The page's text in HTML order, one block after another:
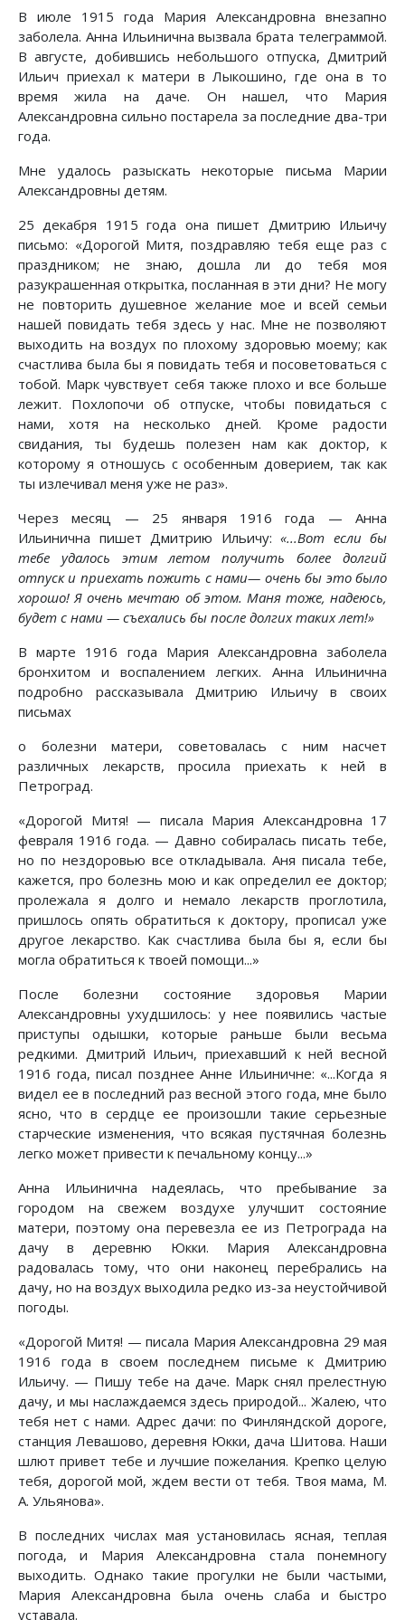
В июле 1915 года Мария Александровна внезапно
заболела. Анна Ильинична вызвала брата телеграммой.
В августе, добившись небольшого отпуска, Дмитрий
Ильич приехал к матери в Лыкошино, где она в то
время жила на даче. Он нашел, что Мария
Александровна сильно постарела за последние два-три
года.
Мне удалось разыскать некоторые письма Марии
Александровны детям.
25 декабря 1915 года она пишет Дмитрию Ильичу
письмо: «Дорогой Митя, поздравляю тебя еще раз с
праздником; не знаю, дошла ли до тебя моя
разукрашенная открытка, посланная в эти дни? Не могу
не повторить душевное желание мое и всей семьи
нашей повидать тебя здесь у нас. Мне не позволяют
выходить на воздух по плохому здоровью моему; как
счастлива была бы я повидать тебя и посоветоваться с
тобой. Марк чувствует себя также плохо и все больше
лежит. Похлопочи об отпуске, чтобы повидаться с
нами, хотя на несколько дней. Кроме радости
свидания, ты будешь полезен нам как доктор, к
которому я отношусь с особенным доверием, так как
ты излечивал меня уже не раз».
Через месяц — 25 января 1916 года — Анна
Ильинична пишет Дмитрию Ильичу: «...Вот если бы
тебе удалось этим летом получить более долгий
отпуск и приехать пожить с нами— очень бы это было
хорошо! Я очень мечтаю об этом. Маня тоже, надеюсь,
будет с нами — съехались бы после долгих таких лет!»
В марте 1916 года Мария Александровна заболела
бронхитом и воспалением легких. Анна Ильинична
подробно рассказывала Дмитрию Ильичу в своих
письмах
о болезни матери, советовалась с ним насчет
различных лекарств, просила приехать к ней в
Петроград.
«Дорогой Митя! — писала Мария Александровна 17
февраля 1916 года. — Давно собиралась писать тебе,
но по нездоровью все откладывала. Аня писала тебе,
кажется, про болезнь мою и как определил ее доктор;
пролежала я долго и немало лекарств проглотила,
пришлось опять обратиться к доктору, прописал уже
другое лекарство. Как счастлива была бы я, если бы
могла обратиться к твоей помощи...»
После болезни состояние здоровья Марии
Александровны ухудшилось: у нее появились частые
приступы одышки, которые раньше были весьма
редкими. Дмитрий Ильич, приехавший к ней весной
1916 года, писал позднее Анне Ильиничне: «...Когда я
видел ее в последний раз весной этого года, мне было
ясно, что в сердце ее произошли такие серьезные
старческие изменения, что всякая пустячная болезнь
легко может привести к печальному концу...»
Анна Ильинична надеялась, что пребывание за
городом на свежем воздухе улучшит состояние
матери, поэтому она перевезла ее из Петрограда на
дачу в деревню Юкки. Мария Александровна
радовалась тому, что они наконец перебрались на
дачу, но на воздух выходила редко из-за неустойчивой
погоды.
«Дорогой Митя! — писала Мария Александровна 29 мая
1916 года в своем последнем письме к Дмитрию
Ильичу. — Пишу тебе на даче. Марк снял прелестную
дачу, и мы наслаждаемся здесь природой... Жалею, что
тебя нет с нами. Адрес дачи: по Финляндской дороге,
станция Левашово, деревня Юкки, дача Шитова. Наши
шлют привет тебе и лучшие пожелания. Крепко целую
тебя, дорогой мой, ждем вести от тебя. Твоя мама, М.
А. Ульянова».
В последних числах мая установилась ясная, теплая
погода, и Мария Александровна стала понемногу
выходить. Однако такие прогулки не были частыми,
Мария Александровна была очень слаба и быстро
уставала.